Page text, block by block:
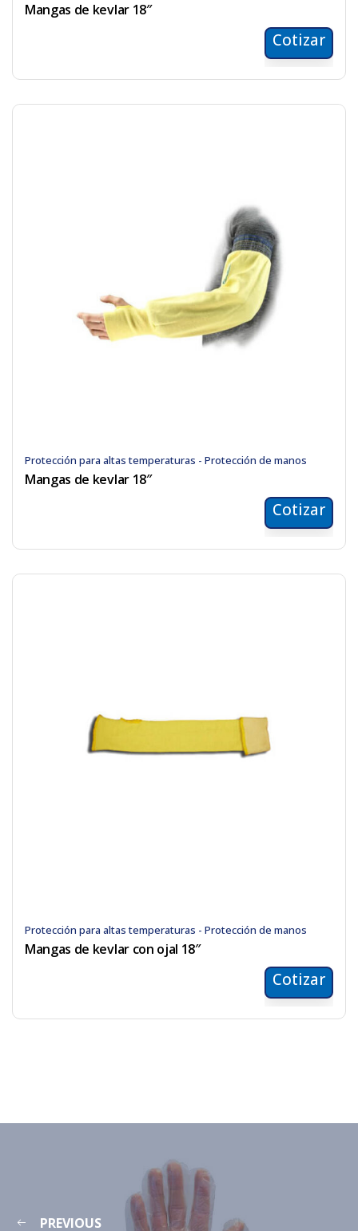
Mangas de kevlar 18″
Cotizar
Protección para altas temperaturas - Protección de manos
Mangas de kevlar 18″
Cotizar
Protección para altas temperaturas - Protección de manos
Mangas de kevlar con ojal 18″
Cotizar
PREVIOUS